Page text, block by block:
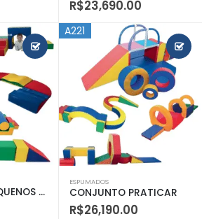
R$23,690.00
CONJUNTO PEQUENOS PASSOS
A221
ESPUMADOS
CONJUNTO PRATICAR
R$26,190.00